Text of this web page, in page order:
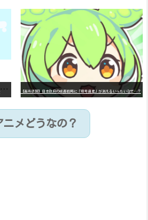
デ
トロイト・メタル・シティー ⇐これ、いまアニメ化したら、えらいことになってたよな？ 【高市悲報】日本政府の成長戦略に「暗号資産」が消えるいったいなぜ…？
ニメどうなの？